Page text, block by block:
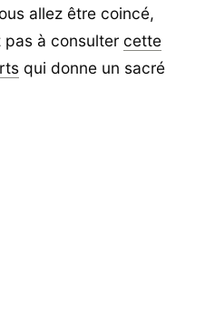
allez être coincé,
pas à consulter cette
qui donne un sacré